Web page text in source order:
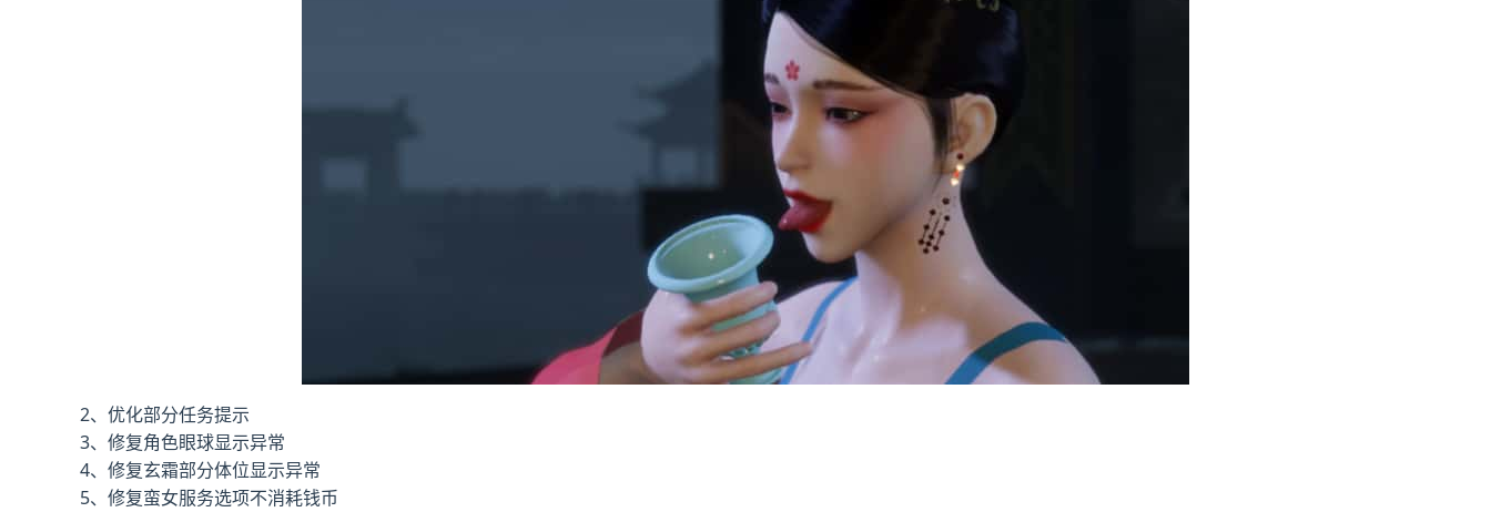
2、优化部分任务提示
3、修复角色眼球显示异常
4、修复玄霜部分体位显示异常
5、修复蛮女服务选项不消耗钱币